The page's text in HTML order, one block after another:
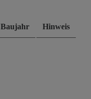
Baujahr Hinweis